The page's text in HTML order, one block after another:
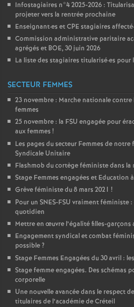
Infostagiaires n°4 2025-2026 :
projeter vers la rentrée prochaine
Enseignant·es etCPE stagiaires affecté·
Commission administrative paritaire
agrégés et BOE, 30 juin 2026
La liste des stagiaires titularisé·es pour
SECTEUR FEMMES
23 novembre : Marche nationale contre
femmes
25 novembre : la FSU engagée pour
aux femmes !
Les pages du secteur Femmes de
Syndicale Unitaire
Flashmob du cortège féministe dans
Stage Femmes engagées et Education
Grève féministe du 8 mars 2021 !
Pour un SNES-FSU vraiment féministe :
quotidien
Mettre en œuvre l’égalité filles-garçons
Engagement syndical et combat
possible?
Stage Femmes Engagées du 30 avril :
Stage femme engagées. Des schémas
corporelle
Une nouvelle avancée dans le respect
titulaires de l’académie de Créteil